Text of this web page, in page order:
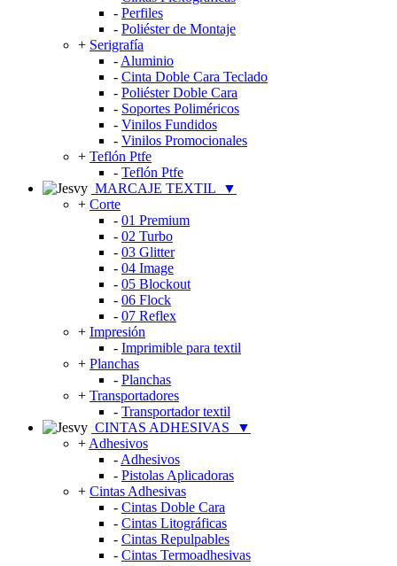
- Perfiles
- Poliéster de Montaje
+ Serigrafía
- Aluminio
- Cinta Doble Cara Teclado
- Poliéster Doble Cara
- Soportes Poliméricos
- Vinilos Fundidos
- Vinilos Promocionales
+ Teflón Ptfe
- Teflón Ptfe
MARCAJE TEXTIL
▼
+ Corte
- 01 Premium
- 02 Turbo
- 03 Glitter
- 04 Image
- 05 Blockout
- 06 Flock
- 07 Reflex
+ Impresión
- Imprimible para textil
+ Planchas
- Planchas
+ Transportadores
- Transportador textil
CINTAS ADHESIVAS
▼
+ Adhesivos
- Adhesivos
- Pistolas Aplicadoras
+ Cintas Adhesivas
- Cintas Doble Cara
- Cintas Litográficas
- Cintas Repulpables
- Cintas Termoadhesivas